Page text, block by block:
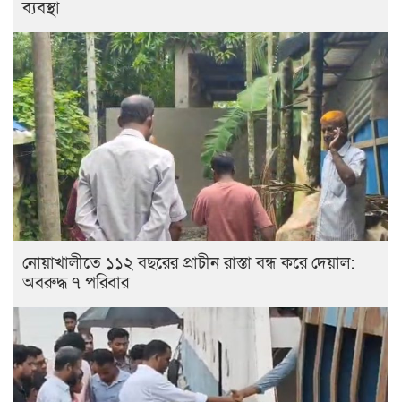
ব্যবস্থা
নোয়াখালীতে ১১২ বছরের প্রাচীন রাস্তা বন্ধ করে দেয়াল:
অবরুদ্ধ ৭ পরিবার